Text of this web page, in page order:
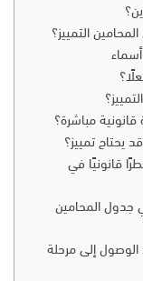
مباشرة؟
قانونيًا في
جدول المحامين
إلى مرحلة